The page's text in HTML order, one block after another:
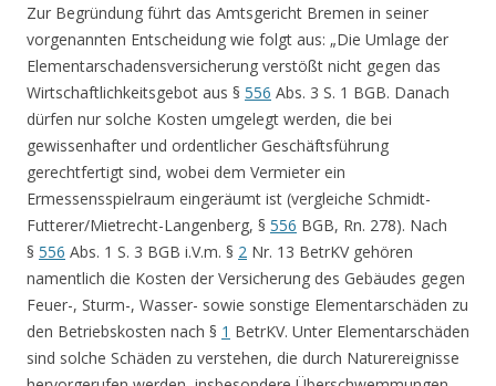
Zur Begründung führt das Amtsgericht Bremen in seiner
vorgenannten Entscheidung wie folgt aus: „Die Umlage der
Elementarschadensversicherung verstößt nicht gegen das
Wirtschaftlichkeitsgebot aus § 556 Abs. 3 S. 1 BGB. Danach
dürfen nur solche Kosten umgelegt werden, die bei
gewissenhafter und ordentlicher Geschäftsführung
gerechtfertigt sind, wobei dem Vermieter ein
Ermessensspielraum eingeräumt ist (vergleiche Schmidt-
Futterer/Mietrecht-Langenberg, § 556 BGB, Rn. 278). Nach
§ 556 Abs. 1 S. 3 BGB i.V.m. § 2 Nr. 13 BetrKV gehören
namentlich die Kosten der Versicherung des Gebäudes gegen
Feuer-, Sturm-, Wasser- sowie sonstige Elementarschäden zu
den Betriebskosten nach § 1 BetrKV. Unter Elementarschäden
sind solche Schäden zu verstehen, die durch Naturereignisse